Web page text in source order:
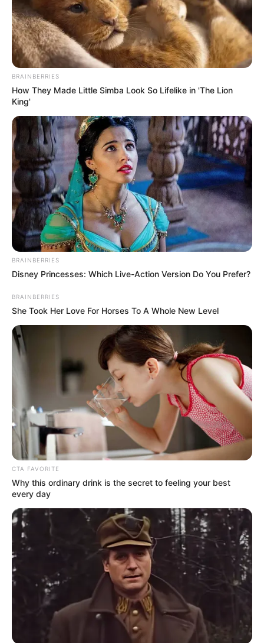
BRAINBERRIES
How They Made Little Simba Look So Lifelike in 'The Lion
King'
BRAINBERRIES
Disney Princesses: Which Live-Action Version Do You Prefer?
BRAINBERRIES
She Took Her Love For Horses To A Whole New Level
CTA FAVORITE
Why this ordinary drink is the secret to feeling your best
every day